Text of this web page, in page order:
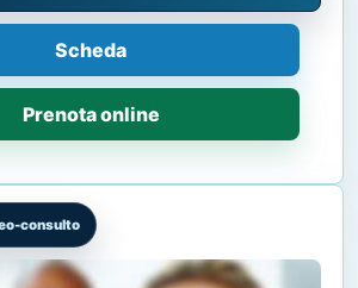
Scheda
Prenota online
consulto